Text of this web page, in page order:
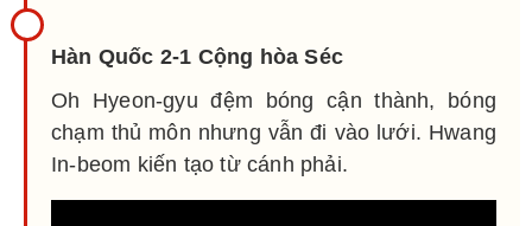
Hàn Quốc 2-1 Cộng hòa Séc
Oh Hyeon-gyu đệm bóng cận thành, bóng
chạm thủ môn nhưng vẫn đi vào lưới. Hwang
In-beom kiến tạo từ cánh phải.